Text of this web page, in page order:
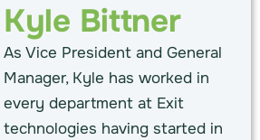
Kyle Bittner
As Vice President and General
Manager, Kyle has worked in
every department at Exit
technologies having started in